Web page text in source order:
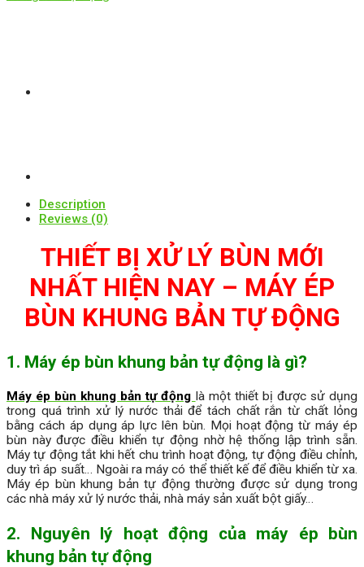
Description
Reviews (0)
THIẾT BỊ XỬ LÝ BÙN MỚI
NHẤT HIỆN NAY – MÁY ÉP
BÙN KHUNG BẢN TỰ ĐỘNG
1. Máy ép bùn khung bản tự động là gì?
Máy ép bùn khung bản tự động là một thiết bị được sử dụng
trong quá trình xử lý nước thải để tách chất rắn từ chất lỏng
bằng cách áp dụng áp lực lên bùn. Mọi hoạt động từ máy ép
bùn này được điều khiển tự động nhờ hệ thống lập trình sẵn.
Máy tự động tắt khi hết chu trình hoạt động, tự động điều chỉnh,
duy trì áp suất… Ngoài ra máy có thể thiết kế để điều khiển từ xa.
Máy ép bùn khung bản tự động thường được sử dụng trong
các nhà máy xử lý nước thải, nhà máy sản xuất bột giấy…
2. Nguyên lý hoạt động của máy ép bùn
khung bản tự động